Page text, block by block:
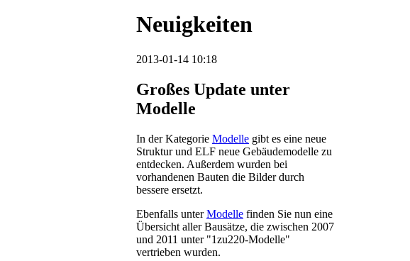
Neuigkeiten
2013-01-14 10:18
Großes Update unter
Modelle
In der Kategorie Modelle gibt es eine neue
Struktur und ELF neue Gebäudemodelle zu
entdecken. Außerdem wurden bei
vorhandenen Bauten die Bilder durch
bessere ersetzt.
Ebenfalls unterModelle finden Sie nun eine
Übersicht aller Bausätze, die zwischen 2007
und 2011 unter "1zu220-Modelle"
vertrieben wurden.